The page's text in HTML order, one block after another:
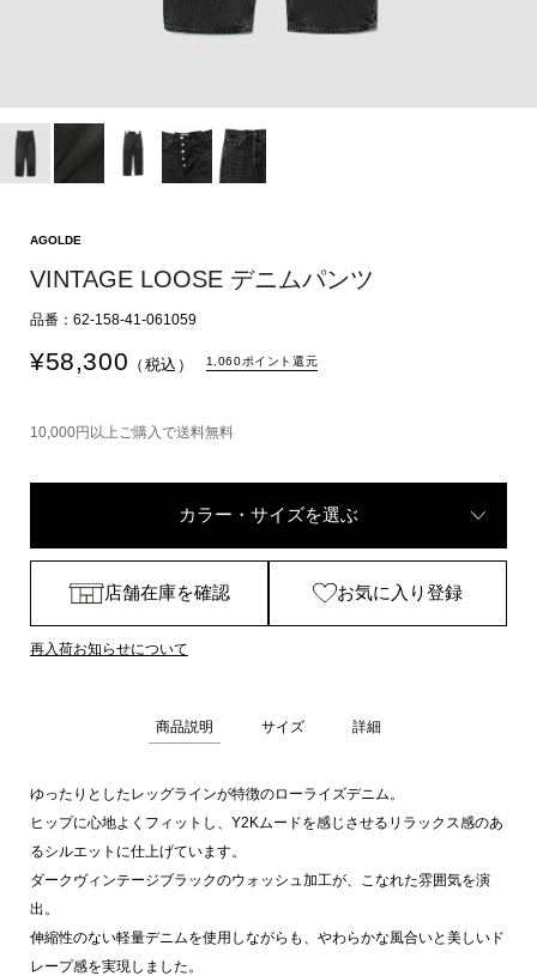
AGOLDE
VINTAGE LOOSE デニムパンツ
品番：62-158-41-061059
¥58,300 （税込） 1,060ポイント還元
10,000円以上ご購入で送料無料
カラー・サイズを選ぶ
店舗在庫を確認 お気に入り登録
再入荷お知らせについて
商品説明 サイズ 詳細
ゆったりとしたレッグラインが特徴のローライズデニム。
ヒップに心地よくフィットし、Y2Kムードを感じさせるリラックス感のあ
るシルエットに仕上げています。
ダークヴィンテージブラックのウォッシュ加工が、こなれた雰囲気を演
出。
伸縮性のない軽量デニムを使用しながらも、やわらかな風合いと美しいド
レープ感を実現しました。